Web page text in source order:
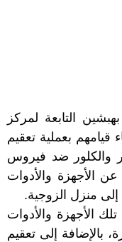
التابعة لمركز
بعملية تعقيم
والكلور ضد فيروس
الأجهزة والأدوات
إلى منزل الزوجية.
الأجهزة والأدوات
بالإضافة إلى تعقيم